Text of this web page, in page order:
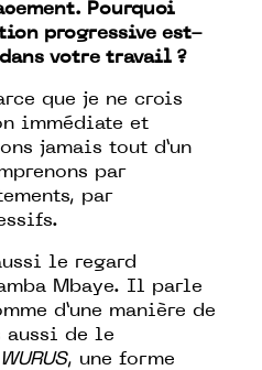
Pourquoi
progressive est-
votre travail ?
que je ne crois
immédiate et
jamais tout d’un
par
par
le regard
Mbaye. Il parle
d’une manière de
de le
WURUS, une forme